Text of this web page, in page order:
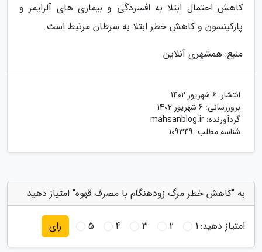
کاهش احتمال ابتلا به افسردگی و بیماری های آلزایمر و
پارکینسون و کاهش خطر ابتلا به سرطان مرتبط است.
منبع: همشهری آنلاین
انتشار: 6 شهریور 1402
بروزرسانی: 6 شهریور 1402
گردآورنده: mahsanblog.ir
شناسه مطلب: 109349
به "کاهش خطر مرگ زودهنگام با مصرف قهوه" امتیاز دهید
امتیاز دهید:1
2
3
4
5 رای